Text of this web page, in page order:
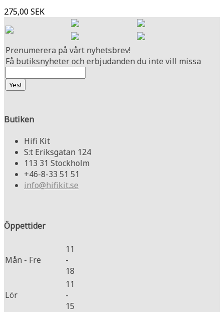
275,00 SEK
Prenumerera på vårt nyhetsbrev!
Få butiksnyheter och erbjudanden du inte vill missa
Butiken
Hifi Kit
S:t Eriksgatan 124
113 31 Stockholm
+46-8-33 51 51
info@hifikit.se
Öppettider
Mån - Fre
11
-
18
Lör
11
-
15